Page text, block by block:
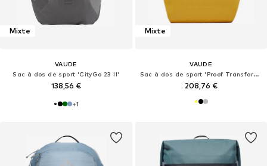
Mixte
VAUDE
Sac à dos de sport 'CityGo 23 II'
138,56 €
+1
Mixte
VAUDE
Sac à dos de sport 'Proof Transformer 26'
208,76 €